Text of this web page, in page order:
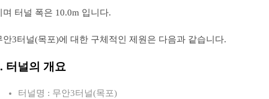
며 터널 폭은 10.0m 입니다.
안3터널(목포)에 대한 구체적인 제원은 다음과 같습니다.
터널의 개요
터널명 : 무안3터널(목포)